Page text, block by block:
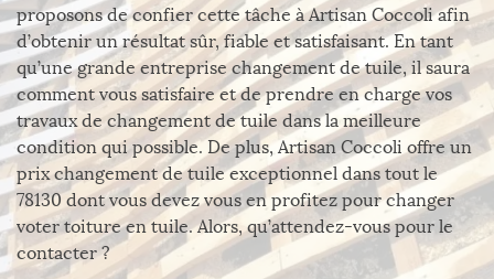
proposons de confier cette tâche à Artisan Coccoli afin
d’obtenir un résultat sûr, fiable et satisfaisant. En tant
qu’une grande entreprise changement de tuile, il saura
comment vous satisfaire et de prendre en charge vos
travaux de changement de tuile dans la meilleure
condition qui possible. De plus, Artisan Coccoli offre un
prix changement de tuile exceptionnel dans tout le
78130 dont vous devez vous en profitez pour changer
voter toiture en tuile. Alors, qu’attendez-vous pour le
contacter ?